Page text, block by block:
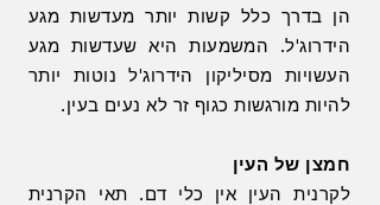
הן בדרך כלל קשות יותר מעדשות מגע
הידרוג'ל. המשמעות היא שעדשות מגע
העשויות מסיליקון הידרוג'ל נוטות יותר
להיות מורגשות כגוף זר לא נעים בעין.
חמצן של העין
לקרנית העין אין כלי דם. תאי הקרנית